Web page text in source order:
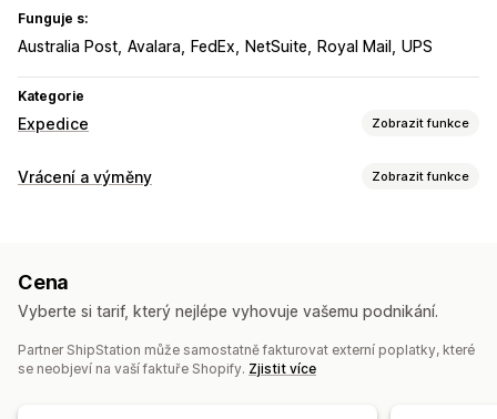
Funguje s:
Australia Post Avalara FedEx NetSuite Royal Mail UPS
Kategorie
Expedice Zobrazit funkce
Štítky a balení
Vychystávací seznamy
Pravidla přepravy
Datum doručení
Synchronizace objednávek Více jazyků
Výběr dopravce
Sazby za dopravu
Vrácení a výměny Zobrazit funkce
Výměny
Automatizovaná schválení Portál na vracení
Cena
Vyberte si tarif, který nejlépe vyhovuje vašemu podnikání.
Partner ShipStation může samostatně fakturovat externí poplatky, které
se neobjeví na vaší faktuře Shopify. Zjistit více